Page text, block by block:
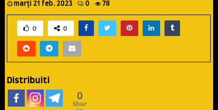
marți 21 feb. 2023 0 78
0 0
Distribuiti
0
Shar